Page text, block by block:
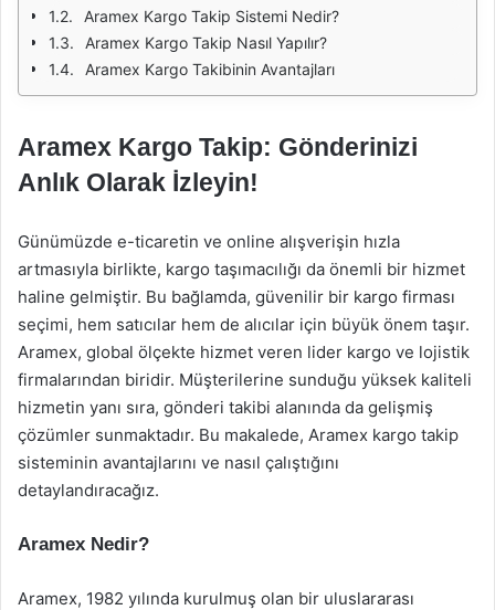
Aramex Kargo Takip Sistemi Nedir?
Aramex Kargo Takip Nasıl Yapılır?
Aramex Kargo Takibinin Avantajları
Aramex Kargo Takip: Gönderinizi
Anlık Olarak İzleyin!
Günümüzde e-ticaretin ve online alışverişin hızla
artmasıyla birlikte, kargo taşımacılığı da önemli bir hizmet
haline gelmiştir. Bu bağlamda, güvenilir bir kargo firması
seçimi, hem satıcılar hem de alıcılar için büyük önem taşır.
Aramex, global ölçekte hizmet veren lider kargo ve lojistik
firmalarından biridir. Müşterilerine sunduğu yüksek kaliteli
hizmetin yanı sıra, gönderi takibi alanında da gelişmiş
çözümler sunmaktadır. Bu makalede, Aramex kargo takip
sisteminin avantajlarını ve nasıl çalıştığını
detaylandıracağız.
Aramex Nedir?
Aramex, 1982 yılında kurulmuş olan bir uluslararası